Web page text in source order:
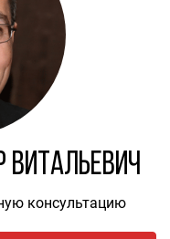
Витальевич
консультацию